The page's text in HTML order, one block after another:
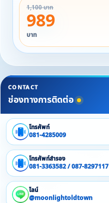
1,100 บาท
989
บาท
CONTACT
ช่องทางการติดต่อ
โทรศัพท์
081-4285009
โทรศัพท์สำรอง
081-3363582 / 087-8297117
ไลน์
@moonlightoldtown